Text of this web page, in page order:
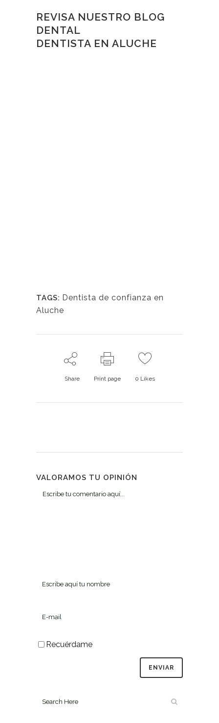
REVISA NUESTRO BLOG
DENTAL
DENTISTA EN ALUCHE
TAGS: Dentista de confianza en
Aluche
Share Print page 0 Likes
VALORAMOS TU OPINIÓN
Recuérdame